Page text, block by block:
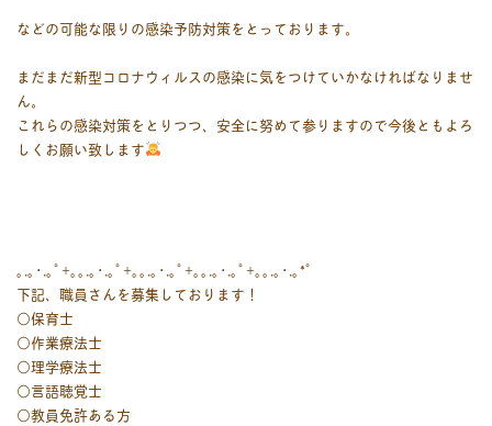
などの可能な限りの感染予防対策をとっております。
まだまだ新型コロナウィルスの感染に気をつけていかなければなりませ
ん。
これらの感染対策をとりつつ、安全に努めて参りますので今後ともよろ
しくお願い致します
｡.｡･.｡ﾟ+｡｡.｡･.｡ﾟ+｡｡.｡･.｡ﾟ+｡｡.｡･.｡ﾟ+｡｡.｡･.｡*ﾟ
下記、職員さんを募集しております！
○保育士
○作業療法士
○理学療法士
○言語聴覚士
○教員免許ある方